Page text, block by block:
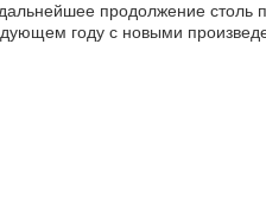
продолжение столь
году с новыми